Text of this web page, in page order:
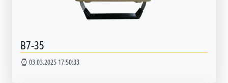
В7-35
03.03.2025 17:50:33